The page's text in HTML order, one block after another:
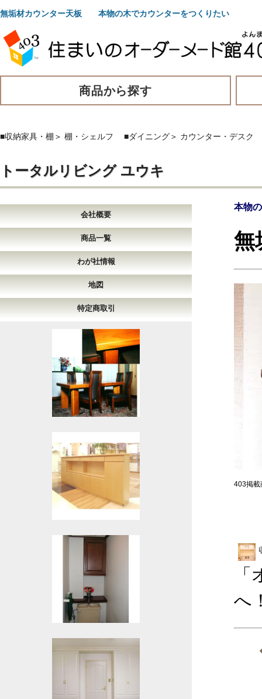
無垢材カウンター天板 本物の木でカウンターをつくりたい
商品から探す
■収納家具・棚 ＞ 棚・シェルフ ■ダイニング＞ カウンター・デスク
トータルリビング ユウキ
会社概要
商品一覧
わが社情報
地図
特定商取引
本物
無
403掲載
へ